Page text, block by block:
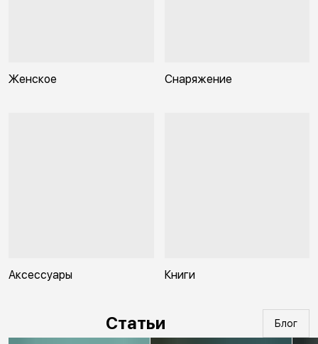
Женское Снаряжение
Аксессуары Книги
Статьи Блог